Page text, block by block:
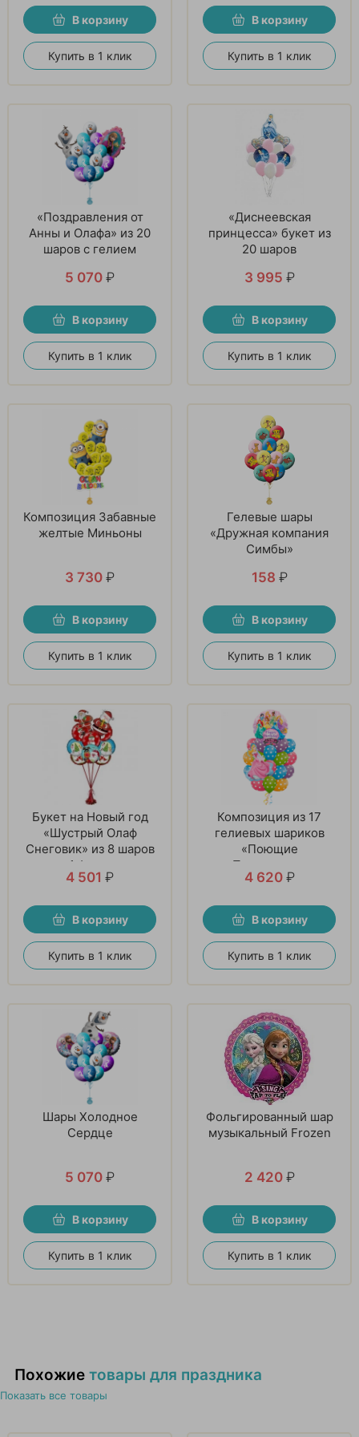
В корзину
Купить в 1 клик
В корзину
Купить в 1 клик
«Поздравления от
Анны и Олафа» из 20
шаров с гелием
5 070 ₽
В корзину
Купить в 1 клик
«Диснеевская
принцесса» букет из
20 шаров
3 995 ₽
В корзину
Купить в 1 клик
Композиция Забавные
желтые Миньоны
3 730 ₽
В корзину
Купить в 1 клик
Гелевые шары
«Дружная компания
Симбы»
158 ₽
В корзину
Купить в 1 клик
Букет на Новый год
«Шустрый Олаф
Снеговик» из 8 шаров
и 1 фигуры
4 501 ₽
В корзину
Купить в 1 клик
Композиция из 17
гелиевых шариков
«Поющие
Принцессы»
4 620 ₽
В корзину
Купить в 1 клик
Шары Холодное
Сердце
5 070 ₽
В корзину
Купить в 1 клик
Фольгированный шар
музыкальный Frozen
2 420 ₽
В корзину
Купить в 1 клик
Похожие товары для праздника
Показать все товары